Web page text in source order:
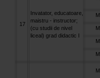
17
Invatator, educatoare,
maistru - instructor;
(cu studii de nivel
liceal) grad didactic I
M
M
M
M
M